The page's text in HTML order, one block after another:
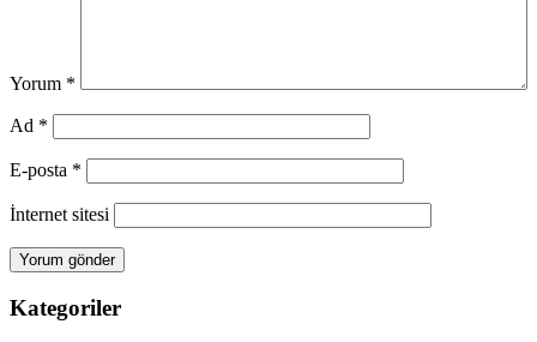
Yorum *
Ad *
E-posta *
İnternet sitesi
Kategoriler